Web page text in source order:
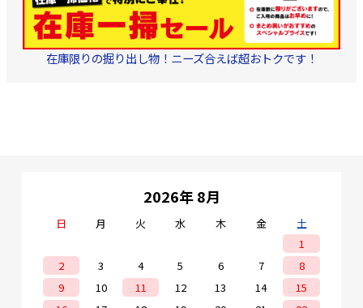
在庫限りの掘り出し物！ニーズ合えば超おトクです！
2026年 8月
日 月 火 水 木 金
土
1
2
3 4 5 6 7
8
9
10 11 12 13 14
15